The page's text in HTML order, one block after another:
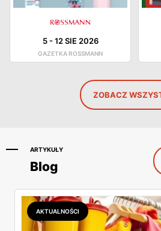
5-12 SIE 2026
GAZETKA ROSSMANN
ZOBACZ
ARTYKUŁY
Blog
AKTUALNOŚCI